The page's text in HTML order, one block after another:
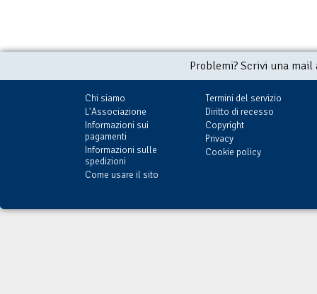
Problemi? Scrivi una
Chi siamo
L'Associazione
Informazioni sui
pagamenti
Informazioni sulle
spedizioni
Come usare il sito
Termini del servizio
Diritto di recesso
Copyright
Privacy
Cookie policy